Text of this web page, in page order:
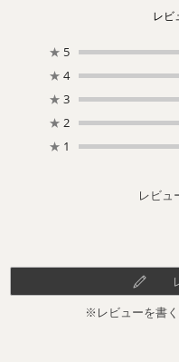
レビ
★ 5
★ 4
★ 3
★ 2
★ 1
レビュ
※レビューを書